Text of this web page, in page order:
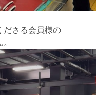
ださる会員様の